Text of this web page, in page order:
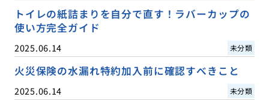
トイレの紙詰まりを自分で直す！ラバーカップの
使い方完全ガイド
2025.06.14 未分類
火災保険の水漏れ特約加入前に確認すべきこと
2025.06.14 未分類